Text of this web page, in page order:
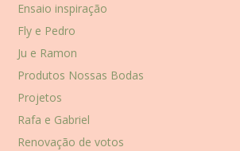
Ensaio inspiração
Fly e Pedro
Ju e Ramon
Produtos Nossas Bodas
Projetos
Rafa e Gabriel
Renovação de votos